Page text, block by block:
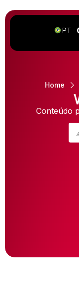
PT
Home
Conteúdo